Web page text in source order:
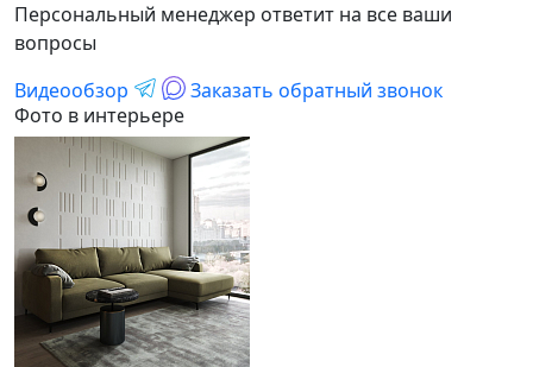
Персональный менеджер ответит на все ваши
вопросы
Видеообзор
Заказать обратный звонок
Фото в интерьере